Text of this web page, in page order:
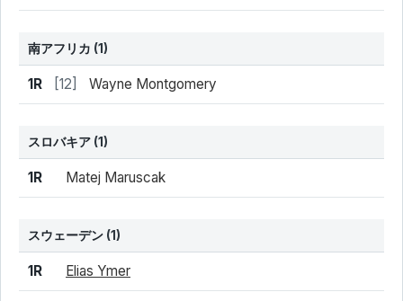
南アフリカ (1)
結果 シード 選手名
1R [12] Wayne Montgomery
スロバキア (1)
結果 シード 選手名
1R Matej Maruscak
スウェーデン (1)
結果 シード 選手名
1R Elias Ymer